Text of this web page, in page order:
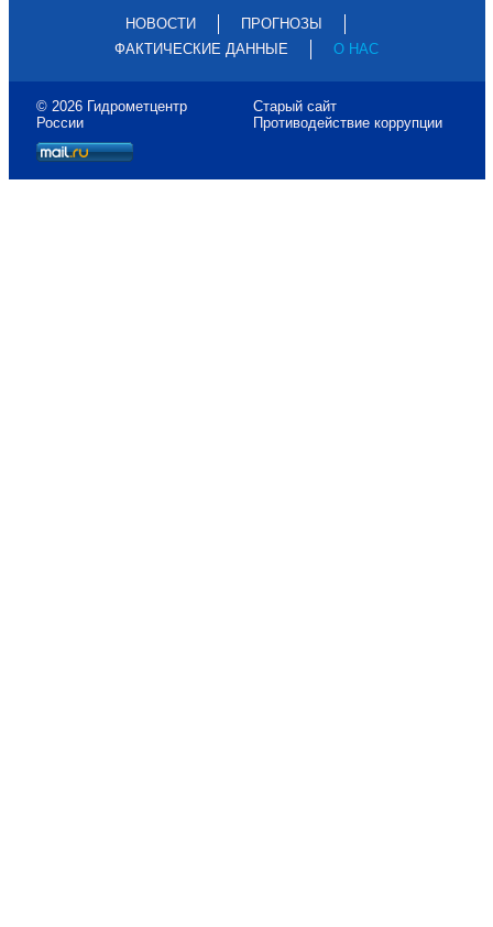
НОВОСТИ
ПРОГНОЗЫ
ФАКТИЧЕСКИЕ ДАННЫЕ
О НАС
© 2026 Гидрометцентр
России
Старый сайт
Противодействие коррупции